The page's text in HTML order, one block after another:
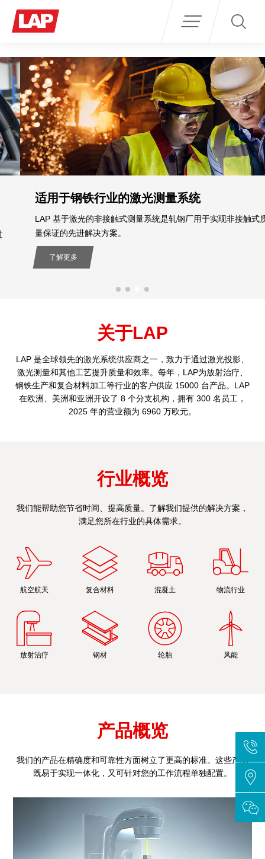
适用于钢铁行业的激光测量系统
LAP 基于激光的非接触式测量系统是轧钢厂用于实现非接触式质
量保证的先进解决方案。
了解更多
关于LAP
LAP 是全球领先的激光系统供应商之一，致力于通过激光投影、
激光测量和其他工艺提升质量和效率。每年，LAP为放射治疗、
钢铁生产和复合材料加工等行业的客户供应 15000 台产品。LAP
在欧洲、美洲和亚洲开设了 8 个分支机构，拥有 300 名员工，
2025 年的营业额为 6960 万欧元。
行业概览
我们能帮助您节省时间、提高质量。了解我们提供的解决方案，
满足您所在行业的具体需求。
航空航天 复合材料 混凝土 物流行业
放射治疗 钢材 轮胎 风能
产品概览
我们的产品在精确度和可靠性方面树立了更高的标准。这些产品
既易于实现一体化，又可针对您的工作流程单独配置。